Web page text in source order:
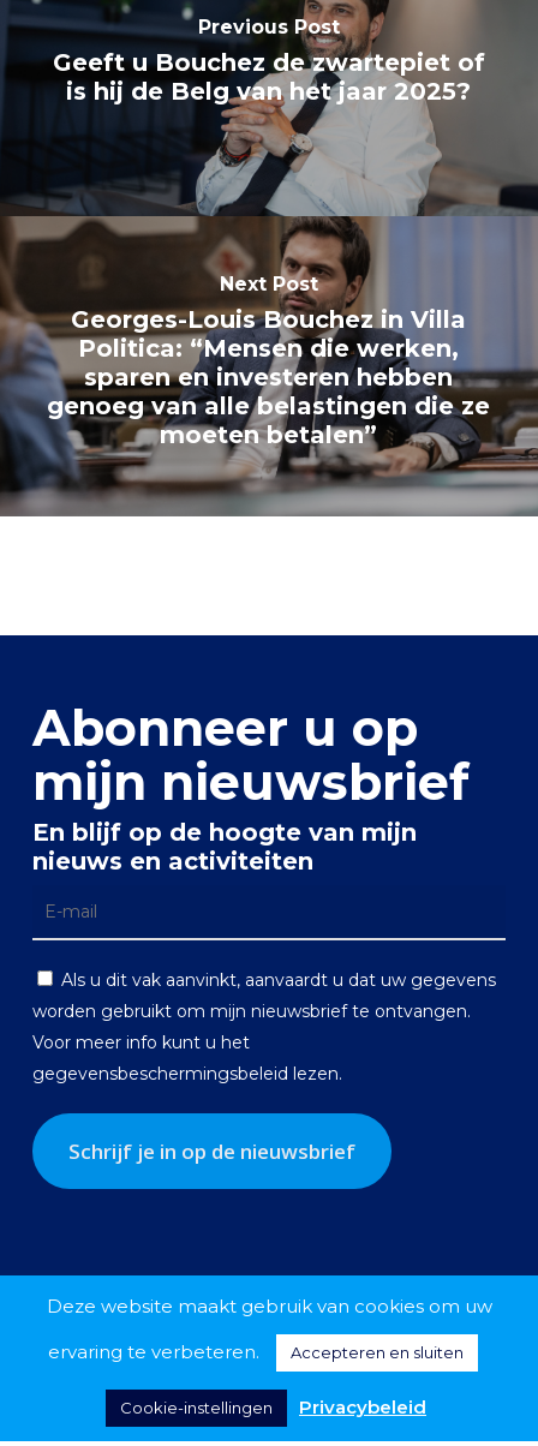
Previous Post
Geeft u Bouchez de zwartepiet of
is hij de Belg van het jaar 2025?
Next Post
Georges-Louis Bouchez in Villa
Politica: “Mensen die werken,
sparen en investeren hebben
genoeg van alle belastingen die ze
moeten betalen”
Abonneer u op
mijn nieuwsbrief
En blijf op de hoogte van mijn
nieuws en activiteiten
Als u dit vak aanvinkt, aanvaardt u dat uw gegevens
worden gebruikt om mijn nieuwsbrief te ontvangen.
Voor meer info kunt u het
gegevensbeschermingsbeleid lezen.
Deze website maakt gebruik van cookies om uw
ervaring te verbeteren.
Accepteren en sluiten
Cookie-instellingen Privacybeleid